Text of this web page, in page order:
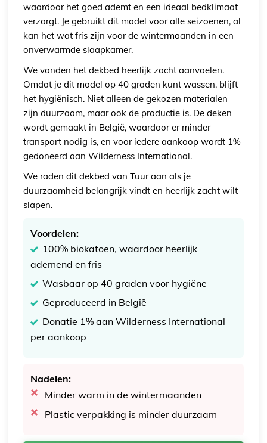
waardoor het goed ademt en een ideaal bedklimaat
verzorgt. Je gebruikt dit model voor alle seizoenen, al
kan het wat fris zijn voor de wintermaanden in een
onverwarmde slaapkamer.
We vonden het dekbed heerlijk zacht aanvoelen.
Omdat je dit model op 40 graden kunt wassen, blijft
het hygiënisch. Niet alleen de gekozen materialen
zijn duurzaam, maar ook de productie is. De deken
wordt gemaakt in België, waardoor er minder
transport nodig is, en voor iedere aankoop wordt 1%
gedoneerd aan Wilderness International.
We raden dit dekbed van Tuur aan als je
duurzaamheid belangrijk vindt en heerlijk zacht wilt
slapen.
Voordelen:
100% biokatoen, waardoor heerlijk
ademend en fris
Wasbaar op 40 graden voor hygiëne
Geproduceerd in België
Donatie 1% aan Wilderness International
per aankoop
Nadelen:
Minder warm in de wintermaanden
Plastic verpakking is minder duurzaam